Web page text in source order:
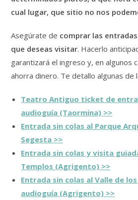
cual lugar, que sitio no nos
Asegúrate de comprar las
que deseas visitar. Hacerlo
garantizará el ingreso y, en algunos
ahorra dinero. Te detallo algunas de
Teatro Antiguo ticket de
audioguía (Taormina) >>
Entrada sin colas al Parque
Segesta >>
Entrada sin colas y visita
Templos (Agrigento) >>
Entrada sin colas al Valle de
audioguía (Agrigento) >>